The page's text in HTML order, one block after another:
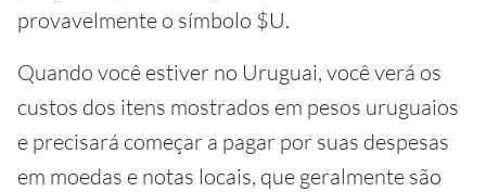
provavelmente o símbolo $U.
Quando você estiver no Uruguai, você verá os
custos dos itens mostrados em pesos uruguaios
e precisará começar a pagar por suas despesas
em moedas e notas locais, que geralmente são